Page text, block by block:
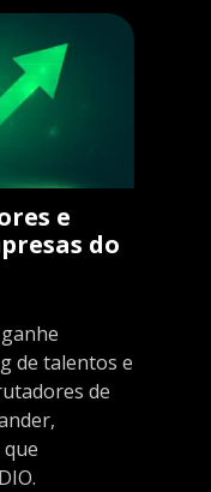
e
do
de talentos e
de